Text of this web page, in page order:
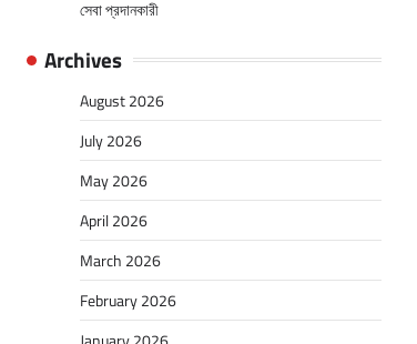
সেবা প্রদানকারী
Archives
August 2026
July 2026
May 2026
April 2026
March 2026
February 2026